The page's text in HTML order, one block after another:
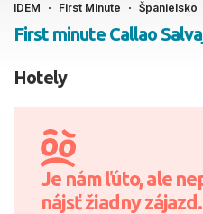
Ako cestujete?
2 dospelí, 0 deti
IDEM First Minute Španielsko
First minute Callao
Hotely
Je nám ľúto, ale
nájsť žiadny zájazd.